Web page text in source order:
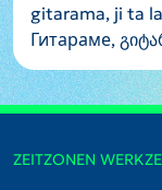
gitarama, ji ta
Гитараме,
ZEITZONEN